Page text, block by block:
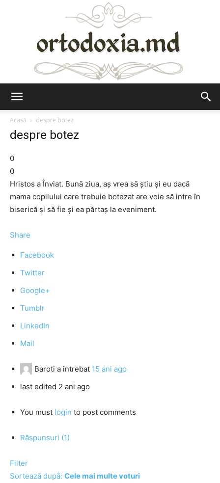
Acasă
despre botez
despre botez
0
0
Hristos a Înviat. Bună ziua, aş vrea să ştiu şi eu dacă
mama copilului care trebuie botezat are voie să intre în
biserică şi să fie şi ea părtaş la eveniment.
Share
Facebook
Twitter
Google+
Tumblr
LinkedIn
Mail
Baroti a întrebat 15 ani ago
last edited 2 ani ago
You must login to post comments
Răspunsuri (1)
Filter
Sortează după: Cele mai multe voturi